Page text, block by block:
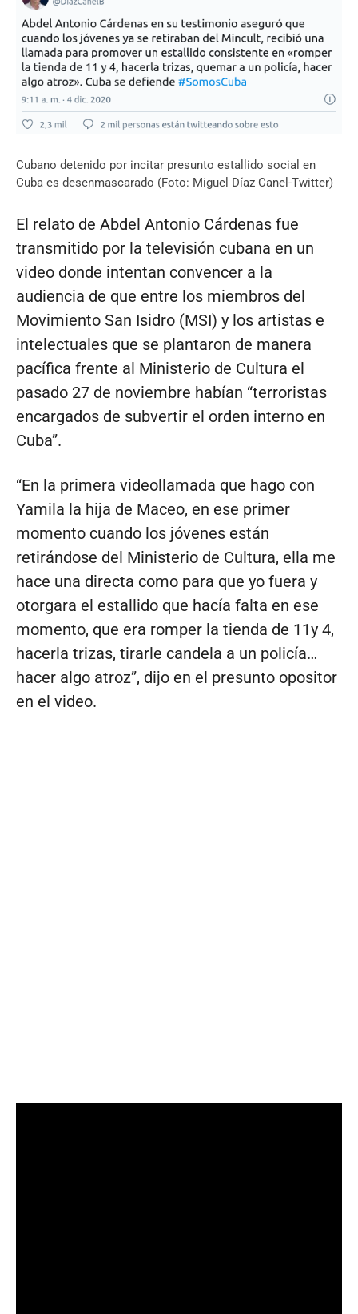
Cubano detenido por incitar presunto estallido social en
Cuba es desenmascarado (Foto: Miguel Díaz Canel-Twitter)
El relato de Abdel Antonio Cárdenas fue
transmitido por la televisión cubana en un
video donde intentan convencer a la
audiencia de que entre los miembros del
Movimiento San Isidro (MSI) y los artistas e
intelectuales que se plantaron de manera
pacífica frente al Ministerio de Cultura el
pasado 27 de noviembre habían “terroristas
encargados de subvertir el orden interno en
Cuba”.
“En la primera videollamada que hago con
Yamila la hija de Maceo, en ese primer
momento cuando los jóvenes están
retirándose del Ministerio de Cultura, ella me
hace una directa como para que yo fuera y
otorgara el estallido que hacía falta en ese
momento, que era romper la tienda de 11y 4,
hacerla trizas, tirarle candela a un policía…
hacer algo atroz”, dijo en el presunto opositor
en el video.